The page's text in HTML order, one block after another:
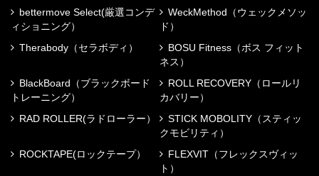
bettermove Select(厳選コンデ
ィショニング）
WeckMethod（ウェックメソッ
ド）
Therabody（セラボディ）
BOSU Fitness（ボス フィット
ネス）
BlackBoard（ブラックボード
トレーニング）
ROLL RECOVERY（ロールリ
カバリー）
RAD ROLLER(ラドローラー）
STICK MOBOLITY（スティッ
クモビリティ）
ROCKTAPE(ロックテープ）
FLEXVIT（フレックスヴィッ
ト）